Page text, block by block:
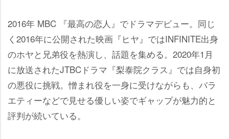
2016年 MBC 『最高の恋人』でドラマデビュー。同じ
く2016年に公開された映画『ヒヤ』ではINFINITE出身
のホヤと兄弟役を熱演し、話題を集める。2020年1月
に放送されたJTBCドラマ『梨泰院クラス』では自身初
の悪役に挑戦。憎まれ役を一身に受けながらも、バラ
エティーなどで見せる優しい姿でギャップが魅力的と
評判が続いている。